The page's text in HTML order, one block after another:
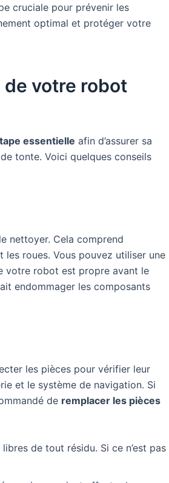
cruciale pour prévenir les
optimal et protéger votre
de votre robot
essentielle afin d’assurer sa
tonte. Voici quelques conseils
nettoyer. Cela comprend
les roues. Vous pouvez utiliser une
votre robot est propre avant le
endommager les composants
les pièces pour vérifier leur
et le système de navigation. Si
de remplacer les pièces
de tout résidu. Si ce n’est pas